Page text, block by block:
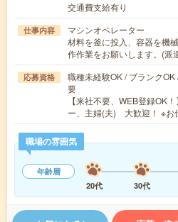
交通費支給有り
仕事内容
マシンオペレーター
材料を釜に投入、容器を機
作作業をお願いします。(
応募資格
職種未経験OK / ブランク
要
【来社不要、WEB登録OK
ー、主婦(夫) 大歓迎！ ※お
職場の雰囲気
年齢層
20代
30代